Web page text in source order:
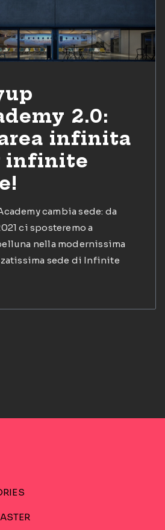
2.0:
infinita
infinite
cambia sede: da
ci sposteremo a
nella modernissima
sede di Infinite